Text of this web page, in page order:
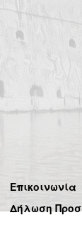
Επικοινωνία
Δήλωση